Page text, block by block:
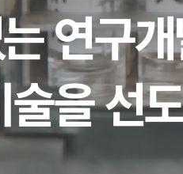
연구
을 선